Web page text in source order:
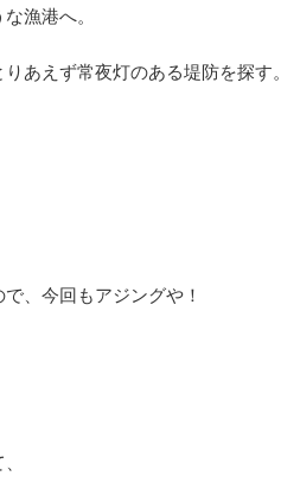
漁港へ。
あえず常夜灯のある堤防を探す。
、今回もアジングや！